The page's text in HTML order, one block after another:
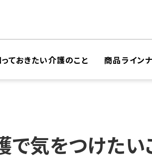
ておきたい介護のこと 商品ライン
で気をつけたい